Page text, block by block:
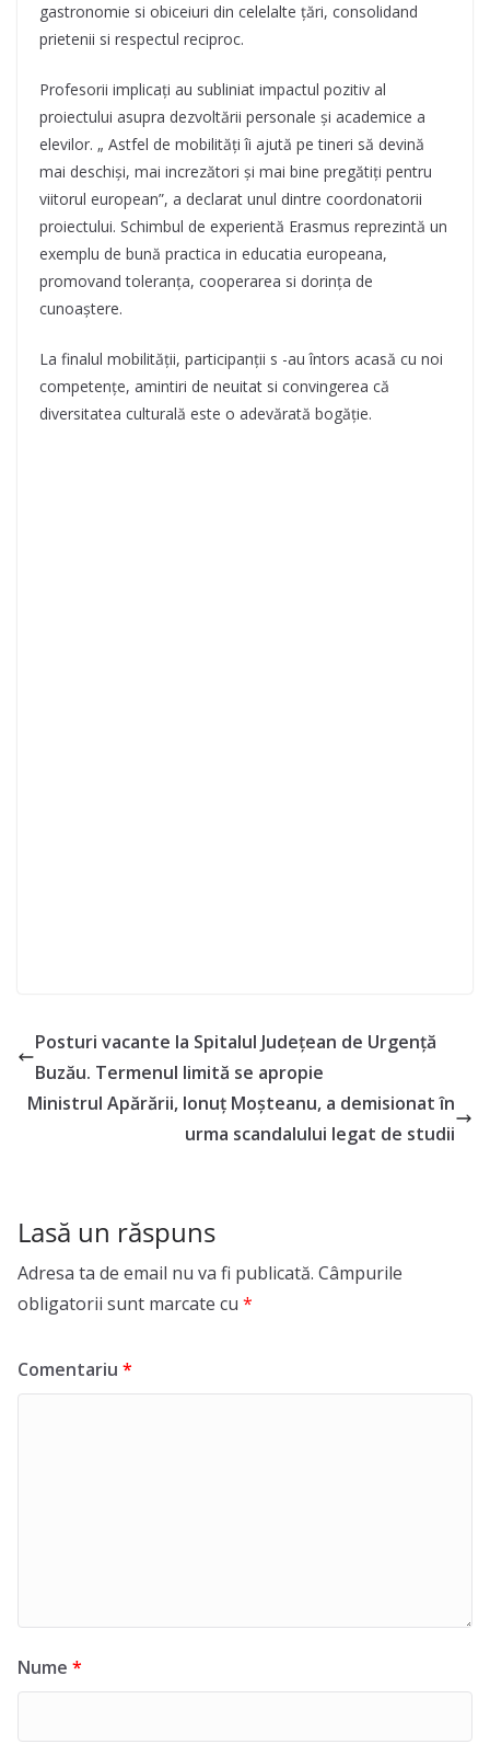
gastronomie si obiceiuri din celelalte țări, consolidand
prietenii si respectul reciproc.
Profesorii implicați au subliniat impactul pozitiv al
proiectului asupra dezvoltării personale și academice a
elevilor. „ Astfel de mobilități îi ajută pe tineri să devină
mai deschiși, mai increzători și mai bine pregătiți pentru
viitorul european”, a declarat unul dintre coordonatorii
proiectului. Schimbul de experientă Erasmus reprezintă un
exemplu de bună practica in educatia europeana,
promovand toleranța, cooperarea si dorința de
cunoaștere.
La finalul mobilității, participanții s -au întors acasă cu noi
competențe, amintiri de neuitat si convingerea că
diversitatea culturală este o adevărată bogăție.
Posturi vacante la Spitalul Județean de Urgență
Buzău. Termenul limită se apropie
Ministrul Apărării, Ionuț Moșteanu, a demisionat în
urma scandalului legat de studii
Lasă un răspuns
Adresa ta de email nu va fi publicată. Câmpurile
obligatorii sunt marcate cu *
Comentariu *
Nume *